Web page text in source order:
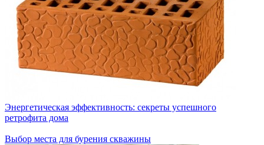
Энергетическая эффективность: секреты успешного
ретрофита дома
Выбор места для бурения скважины